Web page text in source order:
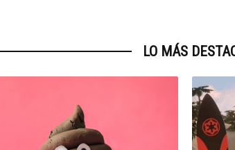
LO MÁS